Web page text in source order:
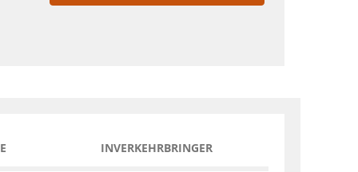
INVERKEHRBRINGER